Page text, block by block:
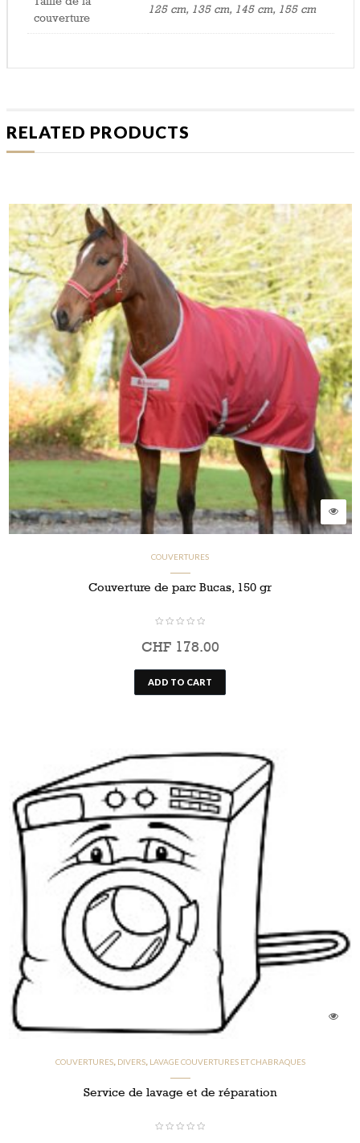
couverture
125 cm, 135 cm, 145 cm, 155 cm
RELATED PRODUCTS
COUVERTURES
Couverture de parc Bucas, 150 gr
CHF178.00
ADD TO CART
COUVERTURES, DIVERS, LAVAGE COUVERTURES ET CHABRAQUES
Service de lavage et de réparation